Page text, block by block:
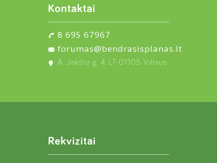
Kontaktai
8 695 67967
forumas@bendrasisplanas.lt
A. Jakšto g. 4, LT-01105 Vilnius
Rekvizitai